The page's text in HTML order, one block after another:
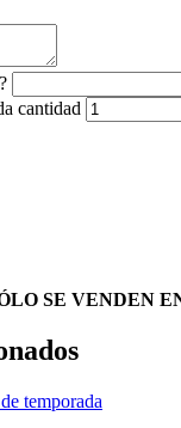
cantidad
SE VENDEN